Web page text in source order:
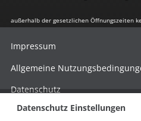
außerhalb der gesetzlichen Öffnungszeiten
Impressum
Allgemeine
Datenschutz
Hinweisgebersystem nach
Datenschutz Einstellungen